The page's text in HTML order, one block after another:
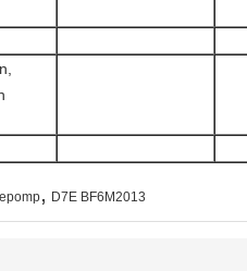
, D7E BF6M2013